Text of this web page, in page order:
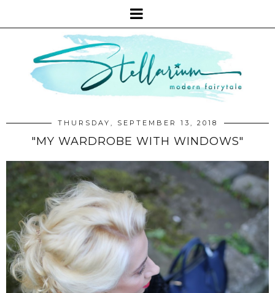
THURSDAY, SEPTEMBER 13, 2018
"MY WARDROBE WITH WINDOWS"